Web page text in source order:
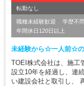
転勤なし
職種未経験歓迎 学歴不問
年間休日120日以上
未経験から☆一人前☆の
TOEI株式会社は、施工
設立10年を経過し、連
い建設会社と取引し、